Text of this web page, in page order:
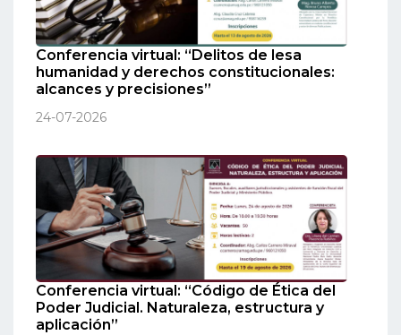
Conferencia virtual: “Delitos de lesa
humanidad y derechos constitucionales:
alcances y precisiones”
24-07-2026
Conferencia virtual: “Código de Ética del
Poder Judicial. Naturaleza, estructura y
aplicación”